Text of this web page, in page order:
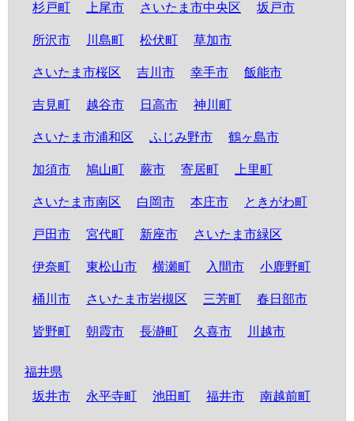
杉戸町 上尾市 さいたま市中央区 坂戸市
所沢市 川島町 松伏町 草加市
さいたま市桜区 吉川市 幸手市 飯能市
吉見町 越谷市 日高市 神川町
さいたま市浦和区 ふじみ野市 鶴ヶ島市
加須市 鳩山町 蕨市 寄居町 上里町
さいたま市南区 白岡市 本庄市 ときがわ町
戸田市 宮代町 新座市 さいたま市緑区
伊奈町 東松山市 横瀬町 入間市 小鹿野町
桶川市 さいたま市岩槻区 三芳町 春日部市
皆野町 朝霞市 長瀞町 久喜市 川越市
福井県
坂井市
永平寺町 池田町 福井市 南越前町